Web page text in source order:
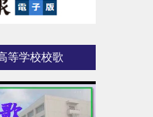
等学校校歌